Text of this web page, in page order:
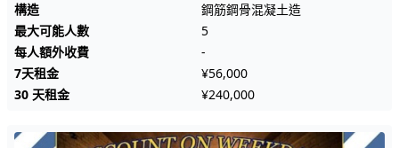
構造
鋼筋鋼骨混凝土造
最大可能人數
5
每人額外收費
-
7天租金
¥56,000
30 天租金
¥240,000